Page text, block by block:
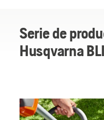
Serie de
Husqvarna